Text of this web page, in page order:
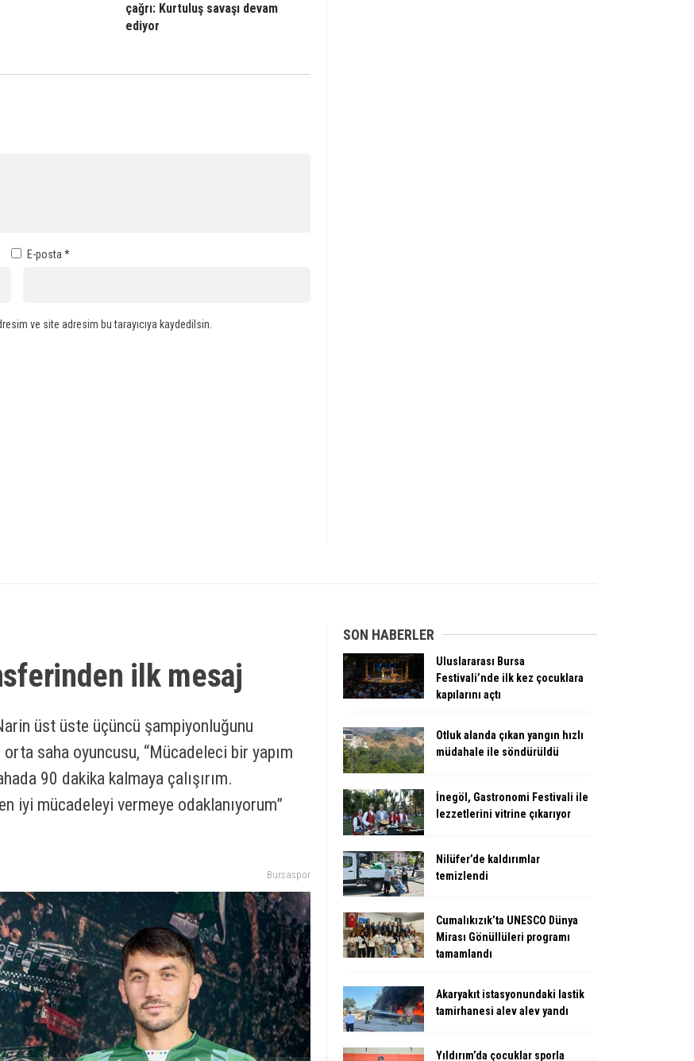
çağrı: Kurtuluş savaşı devam
ediyor
E-posta *
ve site adresim bu tarayıcıya kaydedilsin.
ilk mesaj
üst üste üçüncü şampiyonluğunu
saha oyuncusu, “Mücadeleci bir yapım
90 dakika kalmaya çalışırım.
iyi mücadeleyi vermeye odaklanıyorum”
Bursaspor
SON HABERLER
Uluslararası Bursa
Festivali’nde ilk kez çocuklara
kapılarını açtı
Otluk alanda çıkan yangın hızlı
müdahale ile söndürüldü
İnegöl, Gastronomi Festivali ile
lezzetlerini vitrine çıkarıyor
Nilüfer’de kaldırımlar
temizlendi
Cumalıkızık’ta UNESCO Dünya
Mirası Gönüllüleri programı
tamamlandı
Akaryakıt istasyonundaki lastik
tamirhanesi alev alev yandı
Yıldırım’da çocuklar sporla